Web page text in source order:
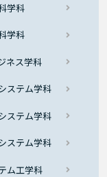
学科
学科
ネス学科
ステム学科
ステム学科
ステム学科
ム工学科